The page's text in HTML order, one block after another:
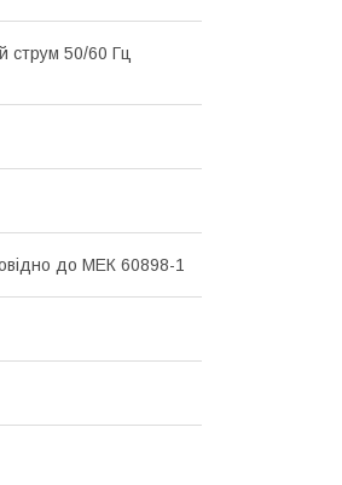
струм 50/60 Гц
до МЕК 60898-1